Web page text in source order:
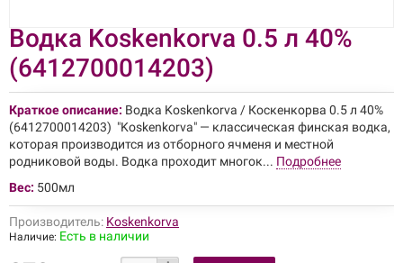
Водка Koskenkorva 0.5 л 40%
(6412700014203)
Краткое описание: Водка Koskenkorva / Коскенкорва 0.5 л 40%
(6412700014203) "Koskenkorva" — классическая финская водка,
которая производится из отборного ячменя и местной
родниковой воды. Водка проходит многок... Подробнее
Вес: 500мл
Производитель: Koskenkorva
Наличие: Есть в наличии